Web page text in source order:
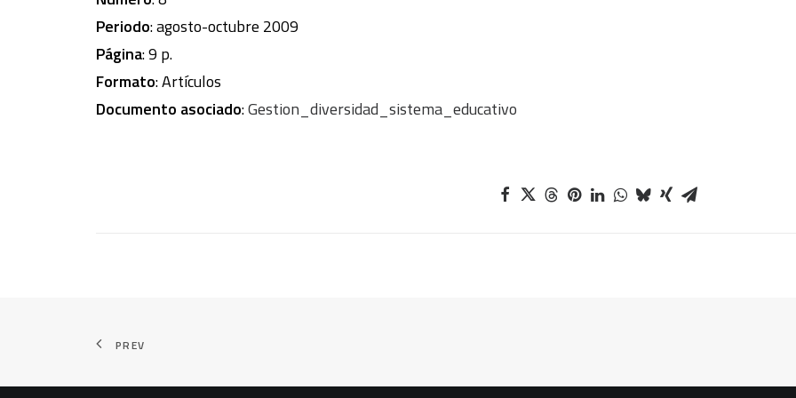
Periodo: agosto-octubre 2009
Página: 9 p.
Formato: Artículos
Documento asociado:Gestion_diversidad_sistema_educativo
PREV